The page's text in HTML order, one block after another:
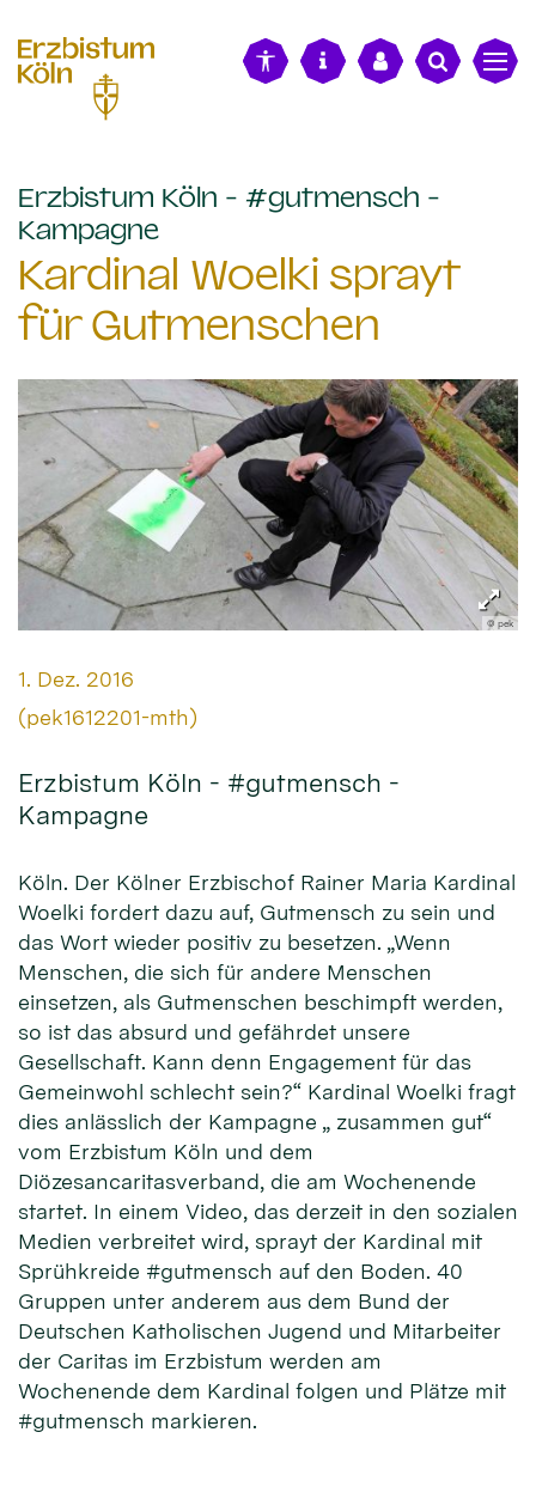
Erzbistum Köln - #gutmensch -
Kampagne:
Kardinal Woelki sprayt
für Gutmenschen
© pek
Datum:
1. Dez. 2016
Von:
(pek1612201-mth)
Erzbistum Köln - #gutmensch -
Kampagne
Köln. Der Kölner Erzbischof Rainer Maria Kardinal
Woelki fordert dazu auf, Gutmensch zu sein und
das Wort wieder positiv zu besetzen. „Wenn
Menschen, die sich für andere Menschen
einsetzen, als Gutmenschen beschimpft werden,
so ist das absurd und gefährdet unsere
Gesellschaft. Kann denn Engagement für das
Gemeinwohl schlecht sein?“ Kardinal Woelki fragt
dies anlässlich der Kampagne „ zusammen gut“
vom Erzbistum Köln und dem
Diözesancaritasverband, die am Wochenende
startet. In einem Video, das derzeit in den sozialen
Medien verbreitet wird, sprayt der Kardinal mit
Sprühkreide #gutmensch auf den Boden. 40
Gruppen unter anderem aus dem Bund der
Deutschen Katholischen Jugend und Mitarbeiter
der Caritas im Erzbistum werden am
Wochenende dem Kardinal folgen und Plätze mit
#gutmensch markieren.